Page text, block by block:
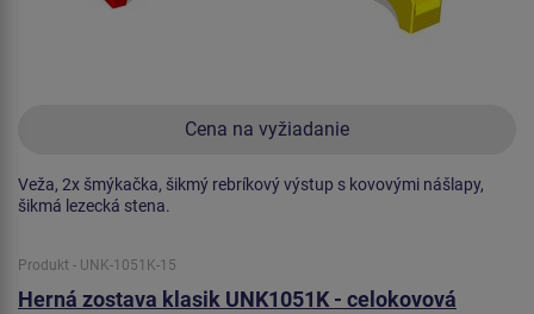
Cena na vyžiadanie
Veža, 2x šmýkačka, šikmý rebríkový výstup s kovovými nášlapy,
šikmá lezecká stena.
Produkt - UNK-1051K-15
Herná zostava klasik UNK1051K - celokovová